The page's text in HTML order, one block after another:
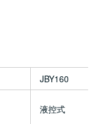
JBY160
液控式